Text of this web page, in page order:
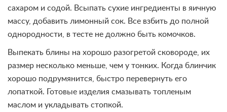
сахаром и содой. Всыпать сухие ингредиенты в яичную
массу, добавить лимонный сок. Все взбить до полной
однородности, в тесте не должно быть комочков.
Выпекать блины на хорошо разогретой сковороде, их
размер несколько меньше, чем у тонких. Когда блинчик
хорошо подрумянится, быстро перевернуть его
лопаткой. Готовые изделия смазывать топленым
маслом и укладывать стопкой.